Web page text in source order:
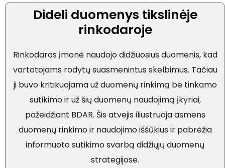
Dideli duomenys tikslinėje
rinkodaroje
Rinkodaros įmonė naudojo didžiuosius duomenis, kad
vartotojams rodytų suasmenintus skelbimus. Tačiau
ji buvo kritikuojama už duomenų rinkimą be tinkamo
sutikimo ir už šių duomenų naudojimą įkyriai,
pažeidžiant BDAR. Šis atvejis iliustruoja asmens
duomenų rinkimo ir naudojimo iššūkius ir pabrėžia
informuoto sutikimo svarbą didžiųjų duomenų
strategijose.